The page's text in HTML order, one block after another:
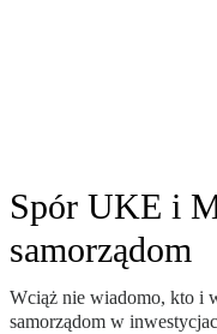
Spór UKE i
samorządom
Wciąż nie wiadomo, kto i
samorządom w